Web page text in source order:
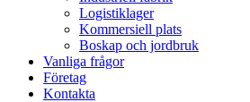
Logistiklager
Kommersiell plats
Boskap och jordbruk
Vanliga frågor
Företag
Kontakta